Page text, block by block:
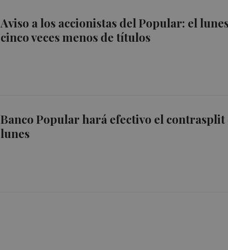
Aviso a los accionistas del Popular: el
cinco veces menos de títulos
Banco Popular hará efectivo el
lunes